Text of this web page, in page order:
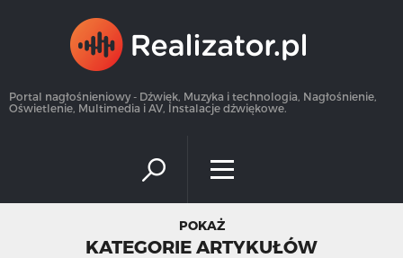
Portal nagłośnieniowy - Dźwięk, Muzyka i technologia, Nagłośnienie,
Oświetlenie, Multimedia i AV, Instalacje dźwiękowe.
POKAŻ
KATEGORIE ARTYKUŁÓW